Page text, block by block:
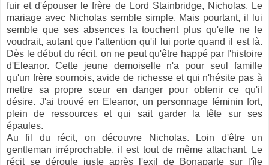
fuir et d'épouser le frère de Lord Stainbridge, Nicholas. Le
mariage avec Nicholas semble simple. Mais pourtant, il lui
semble que ses absences la touchent plus qu'elle ne le
voudrait, autant que l'attention qu'il lui porte quand il est là.
Dès le début du récit, on ne peut qu'être happé par l'histoire
d'Eleanor. Cette jeune demoiselle n'a pour seul famille
qu'un frère sournois, avide de richesse et qui n'hésite pas à
mettre sa propre sœur en danger pour obtenir ce qu'il
désire. J'ai trouvé en Eleanor, un personnage féminin fort,
plein de ressources et qui sait garder la tête sur ses
épaules.
Au fil du récit, on découvre Nicholas. Loin d'être un
gentleman irréprochable, il est tout de même attachant. Le
récit se déroule juste après l'exil de Bonaparte sur l'île